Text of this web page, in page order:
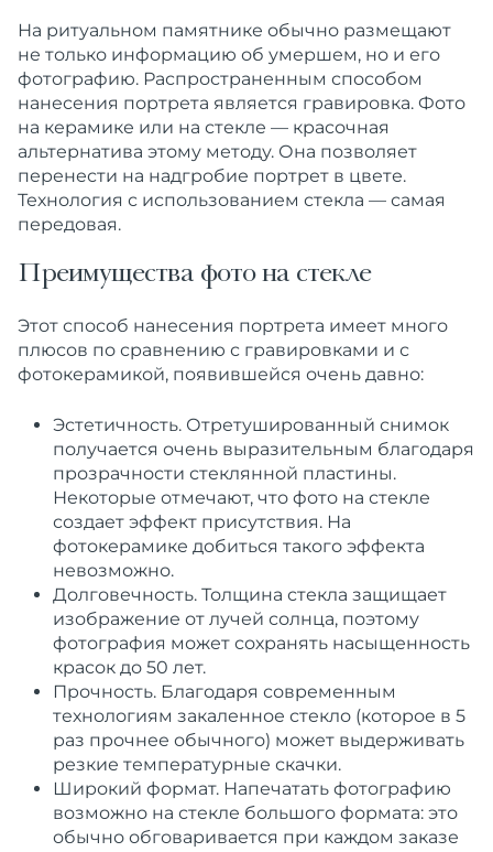
На ритуальном памятнике обычно размещают
не только информацию об умершем, но и его
фотографию. Распространенным способом
нанесения портрета является гравировка. Фото
на керамике или на стекле — красочная
альтернатива этому методу. Она позволяет
перенести на надгробие портрет в цвете.
Технология с использованием стекла — самая
передовая.
Преимущества фото на стекле
Этот способ нанесения портрета имеет много
плюсов по сравнению с гравировками и с
фотокерамикой, появившейся очень давно:
Эстетичность. Отретушированный снимок
получается очень выразительным благодаря
прозрачности стеклянной пластины.
Некоторые отмечают, что фото на стекле
создает эффект присутствия. На
фотокерамике добиться такого эффекта
невозможно.
Долговечность. Толщина стекла защищает
изображение от лучей солнца, поэтому
фотография может сохранять насыщенность
красок до 50 лет.
Прочность. Благодаря современным
технологиям закаленное стекло (которое в 5
раз прочнее обычного) может выдерживать
резкие температурные скачки.
Широкий формат. Напечатать фотографию
возможно на стекле большого формата: это
обычно обговаривается при каждом заказе